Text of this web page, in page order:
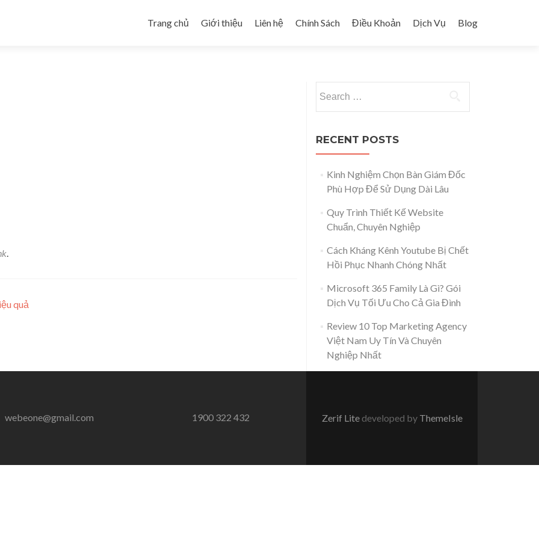
Trang chủ
Giới thiệu Liên hệ Chính Sách Điều Khoản Dịch Vụ Blog
.
quả
RECENT POSTS
Kinh Nghiệm Chọn Bàn Giám Đốc
Phù Hợp Để Sử Dụng Dài Lâu
Quy Trình Thiết Kế Website
Chuẩn, Chuyên Nghiệp
Cách Kháng Kênh Youtube Bị Chết
Hồi Phục Nhanh Chóng Nhất
Microsoft 365 Family Là Gì? Gói
Dịch Vụ Tối Ưu Cho Cả Gia Đình
Review 10 Top Marketing Agency
Việt Nam Uy Tín Và Chuyên
Nghiệp Nhất
webeone@gmail.com 1900 322 432 Zerif Lite developed by ThemeIsle